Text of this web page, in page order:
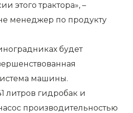
этого трактора», –
менеджер по продукту
будет
машины.
литров гидробак и
производительностью